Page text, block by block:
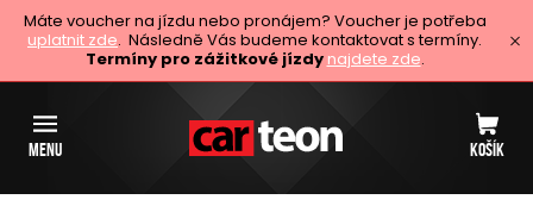
Máte voucher na jízdu nebo pronájem? Voucher je potřeba
uplatnit zde. Následně Vás budeme kontaktovat s termíny.
Termíny pro zážitkové jízdy najdete zde.
MENU KOŠÍK